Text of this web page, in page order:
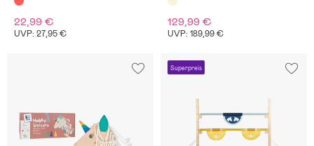
22,99 €
UVP: 27,95 €
129,99 €
UVP: 189,99 €
Superpreis